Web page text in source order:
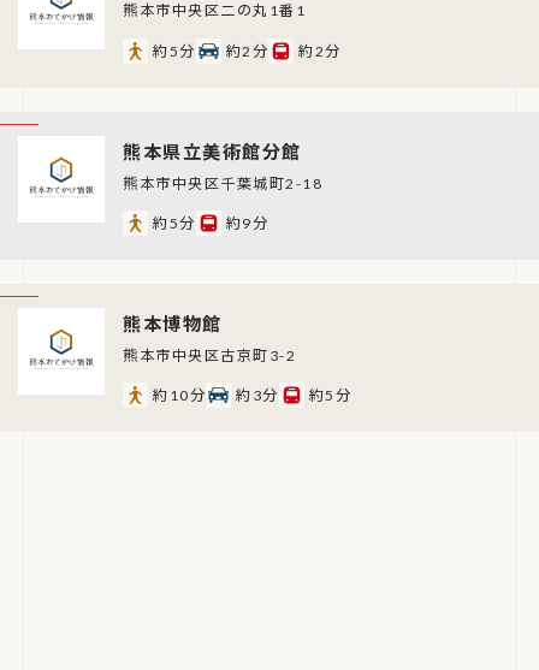
熊本市中央区二の丸1番1
約5分 約2分 約2分
熊本県立美術館分館
熊本市中央区千葉城町2-18
約5分 約9分
熊本博物館
熊本市中央区古京町3-2
約10分 約3分 約5分